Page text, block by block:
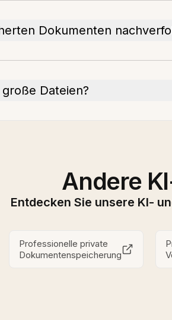
Dokumenten
Dateien?
Andere
Entdecken Sie unsere KI-
Professionelle private
Dokumentenspeicherung